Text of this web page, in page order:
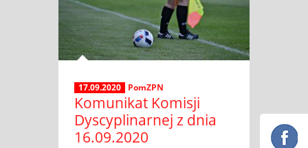
17.09.2020 PomZPN
Komunikat Komisji
Dyscyplinarnej z dnia
16.09.2020